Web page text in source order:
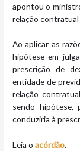
apontou o
relação
Ao aplicar as
hipótese em
prescrição de
entidade de
relação
sendo hipótese,
conduziria à
Leia oacórdão.